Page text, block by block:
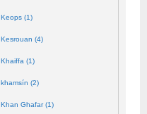
Keops (1)
Kesrouan (4)
Khaiffa (1)
khamsín (2)
Khan Ghafar (1)